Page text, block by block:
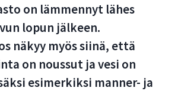
ovat hiukan voimistuneet Pohjois-
seurataan mittausten ja luonnon
on lämmennyt lähes
lopun jälkeen.
näkyy myös siinä, että
on noussut ja vesi on
esimerkiksi manner- ja